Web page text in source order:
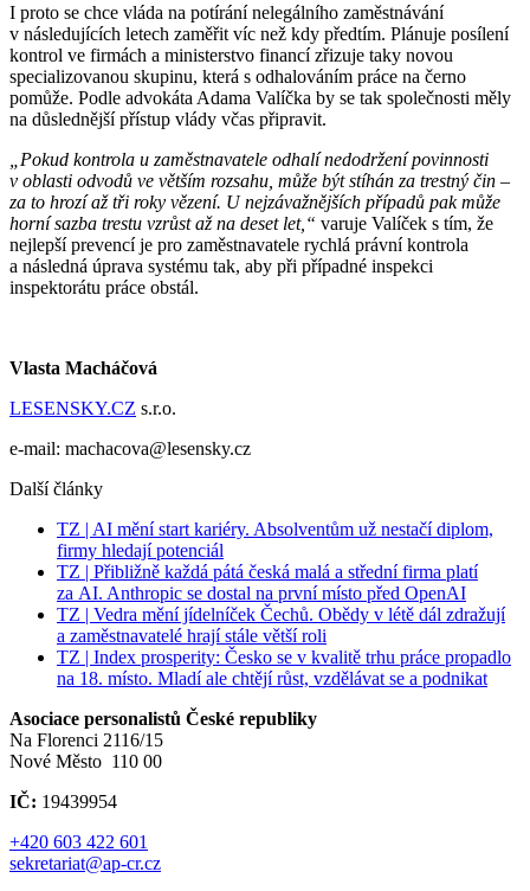
I proto se chce vláda na potírání nelegálního zaměstnávání
v následujících letech zaměřit víc než kdy předtím. Plánuje posílení
kontrol ve firmách a ministerstvo financí zřizuje taky novou
specializovanou skupinu, která s odhalováním práce na černo
pomůže. Podle advokáta Adama Valíčka by se tak společnosti měly
na důslednější přístup vlády včas připravit.
„Pokud kontrola u zaměstnavatele odhalí nedodržení povinnosti
v oblasti odvodů ve větším rozsahu, může být stíhán za trestný čin –
za to hrozí až tři roky vězení. U nejzávažnějších případů pak může
horní sazba trestu vzrůst až na deset let,“ varuje Valíček s tím, že
nejlepší prevencí je pro zaměstnavatele rychlá právní kontrola
a následná úprava systému tak, aby při případné inspekci
inspektorátu práce obstál.
Vlasta Macháčová
LESENSKY.CZ s.r.o.
e-mail: machacova@lesensky.cz
Další články
TZ | AI mění start kariéry. Absolventům už nestačí diplom,
firmy hledají potenciál
TZ | Přibližně každá pátá česká malá a střední firma platí
za AI. Anthropic se dostal na první místo před OpenAI
TZ | Vedra mění jídelníček Čechů. Obědy v létě dál zdražují
a zaměstnavatelé hrají stále větší roli
TZ | Index prosperity: Česko se v kvalitě trhu práce propadlo
na 18. místo. Mladí ale chtějí růst, vzdělávat se a podnikat
Asociace personalistů České republiky
Na Florenci 2116/15
Nové Město 110 00
IČ: 19439954
+420 603 422 601
sekretariat@ap-cr.cz